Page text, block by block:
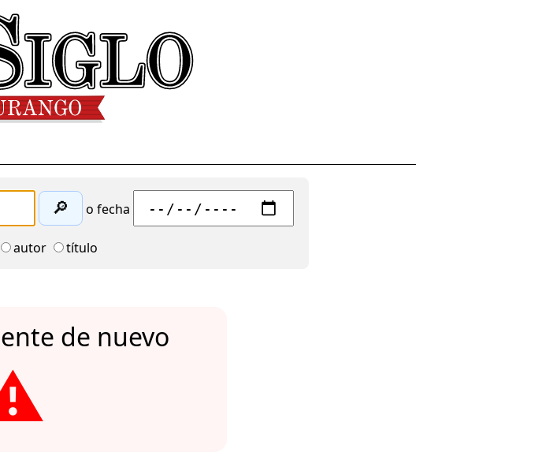
🔎 o fecha
autor título
de nuevo